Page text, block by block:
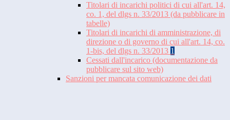
Titolari di incarichi politici di cui all'art. 14,
co. 1, del dlgs n. 33/2013 (da pubblicare in
tabelle)
Titolari di incarichi di amministrazione, di
direzione o di governo di cui all'art. 14, co.
1-bis, del dlgs n. 33/2013 1
Cessati dall'incarico (documentazione da
pubblicare sul sito web)
Sanzioni per mancata comunicazione dei dati